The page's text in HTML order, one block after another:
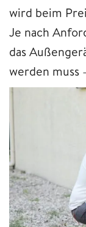
wird beim
Je nach
das
werden muss